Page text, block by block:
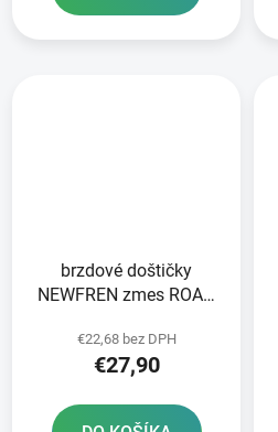
brzdové doštičky
NEWFREN zmes ROAD
v balení
€22,68 bez DPH
€27,90